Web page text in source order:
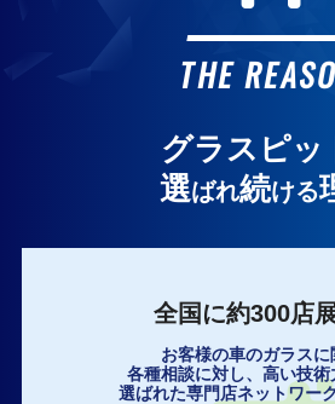
THE
グラスピッ
選ばれ続ける
全国に約300店
お客様の車のガラスに
各種相談に対し、高い技術
選ばれた専門店ネットワー